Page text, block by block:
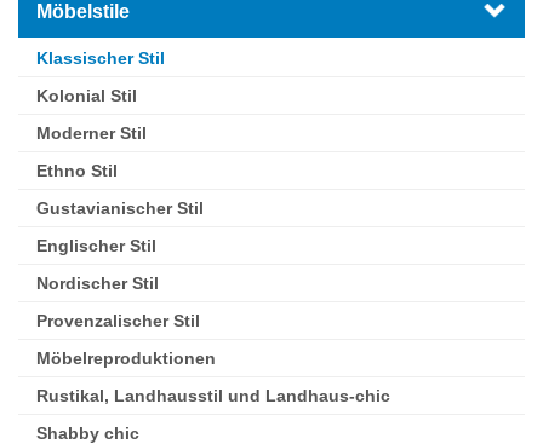
Möbelstile
Klassischer Stil
Kolonial Stil
Moderner Stil
Ethno Stil
Gustavianischer Stil
Englischer Stil
Nordischer Stil
Provenzalischer Stil
Möbelreproduktionen
Rustikal, Landhausstil und Landhaus-chic
Shabby chic